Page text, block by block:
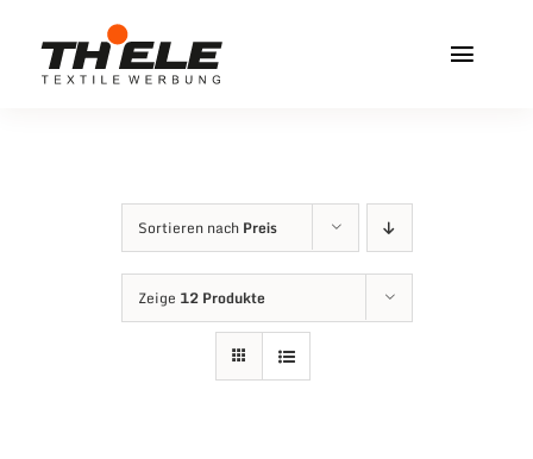
Inhalt
Service & Info
Sortieren nach Preis
Zeige 12 Produkte